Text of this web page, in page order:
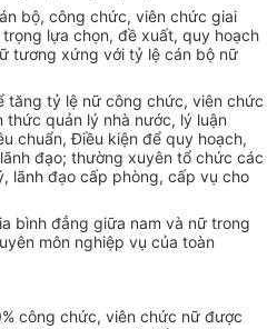
bộ, công chức, viên chức giai
lựa chọn, đề xuất, quy hoạch
tương xứng với tỷ lệ cán bộ nữ
tăng tỷ lệ nữ công chức, viên chức
thức quản lý nhà nước, lý luận
chuẩn, Điều kiện để quy hoạch,
đạo; thường xuyên tổ chức các
lãnh đạo cấp phòng, cấp vụ cho
bình đẳng giữa nam và nữ trong
môn nghiệp vụ của toàn
công chức, viên chức nữ được